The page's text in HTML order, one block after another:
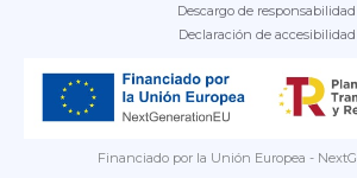
Descargo de responsabilidad
Declaración de accesibilidad
Financiado por la Unión Europea -